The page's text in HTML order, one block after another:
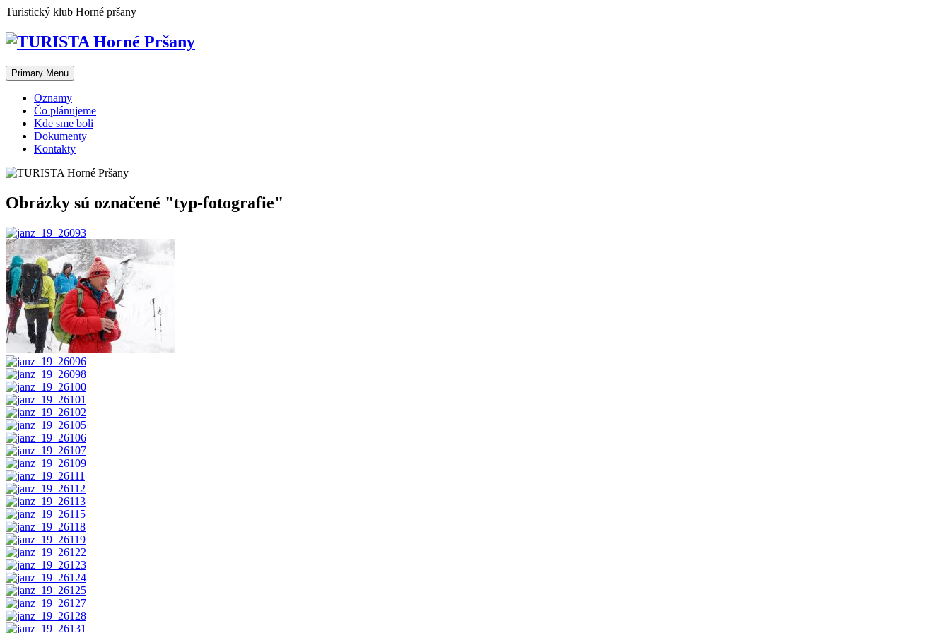
Skip
content
Turistický klub Horné pršany
Primary Menu
Oznamy
Čo plánujeme
Kde sme boli
Dokumenty
Kontakty
Obrázky sú označené "typ-fotografie"